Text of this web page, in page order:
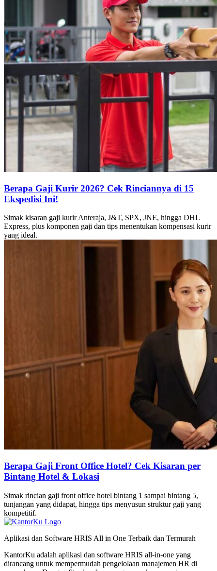
Berapa Gaji Kurir 2026? Cek Rinciannya di 15
Ekspedisi Ini!
Simak kisaran gaji kurir Anteraja, J&T, SPX, JNE, hingga DHL
Express, plus komponen gaji dan tips menentukan kompensasi kurir
yang ideal.
Berapa Gaji Front Office Hotel? Cek Kisaran per
Bintang Hotel & Lokasi
Simak rincian gaji front office hotel bintang 1 sampai bintang 5,
tunjangan yang didapat, hingga tips menyusun struktur gaji yang
kompetitif.
Aplikasi dan Software HRIS All in One Terbaik dan Termurah
KantorKu adalah aplikasi dan software HRIS all-in-one yang
dirancang untuk mempermudah pengelolaan manajemen HR di